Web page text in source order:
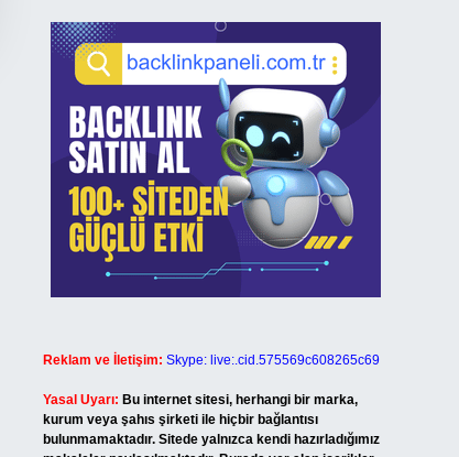
Reklam ve İletişim: Skype: live:.cid.575569c608265c69
Yasal Uyarı: Bu internet sitesi, herhangi bir marka,
kurum veya şahıs şirketi ile hiçbir bağlantısı
bulunmamaktadır. Sitede yalnızca kendi hazırladığımız